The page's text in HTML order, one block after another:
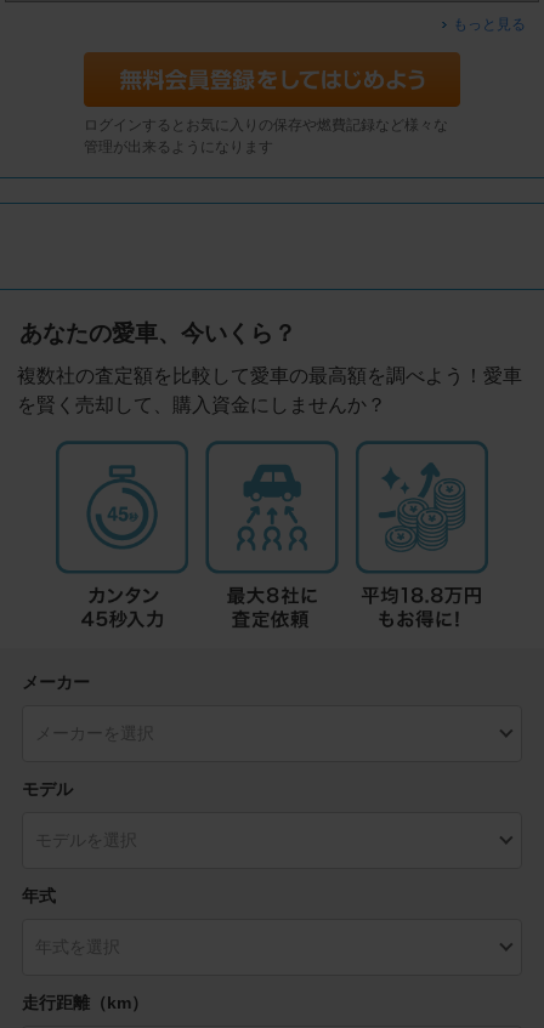
もっと見る
ログインするとお気に入りの保存や燃費記録など様々な
管理が出来るようになります
あなたの愛車、今いくら？
複数社の査定額を比較して愛車の最高額を調べよう！愛車
を賢く売却して、購入資金にしませんか？
メーカー
モデル
年式
走行距離（km）